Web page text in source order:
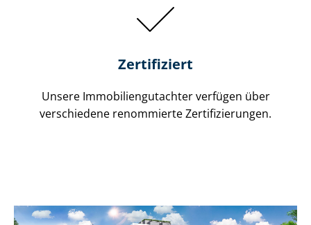
Zertifiziert
Unsere Immobilien­gutachter verfügen über
verschiedene renommierte Zer­ti­fi­zie­run­gen.